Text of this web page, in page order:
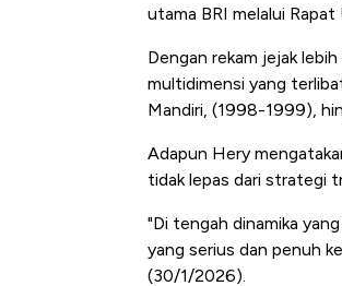
utama BRI melalui
Dengan rekam jejak
multidimensi yang
Mandiri, (1998-1999),
Adapun Hery
tidak lepas dari strategi
"Di tengah dinamika
yang serius dan penuh
(30/1/2026).